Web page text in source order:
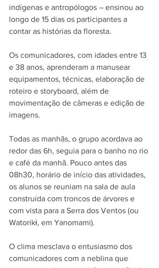
indígenas e antropólogos – ensinou ao
longo de 15 dias os participantes a
contar as histórias da floresta.
Os comunicadores, com idades entre 13
e 38 anos, aprenderam a manusear
equipamentos, técnicas, elaboração de
roteiro e storyboard, além de
movimentação de câmeras e edição de
imagens.
Todas as manhãs, o grupo acordava ao
redor das 6h, seguia para o banho no rio
e café da manhã. Pouco antes das
08h30, horário de início das atividades,
os alunos se reuniam na sala de aula
construída com troncos de árvores e
com vista para a Serra dos Ventos (ou
Watorikɨ, em Yanomami).
O clima mesclava o entusiasmo dos
comunicadores com a neblina que